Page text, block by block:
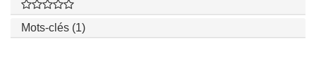
Mots-clés (1)